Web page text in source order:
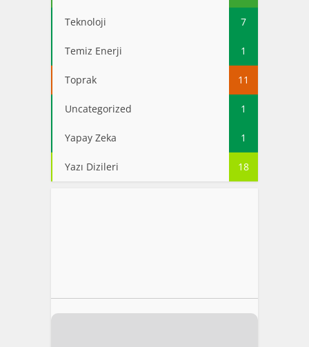
Teknoloji 7
Temiz Enerji 1
Toprak 11
Uncategorized 1
Yapay Zeka 1
Yazı Dizileri 18